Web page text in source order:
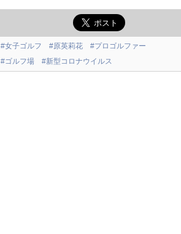
#女子ゴルフ #原英莉花
#プロゴルファー
#ゴルフ場 #新型コロナウイルス